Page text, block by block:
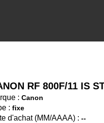
RF 800F/11 IS
: Canon
: fixe
d'achat (MM/AAAA) : --